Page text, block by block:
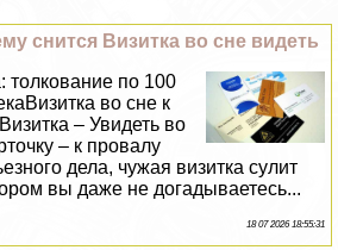
снится Визитка во сне видеть
толкование по 100
во сне к
– Увидеть во
– к провалу
дела, чужая визитка сулит
вы даже не догадываетесь...
18 07 2026 18:55:31